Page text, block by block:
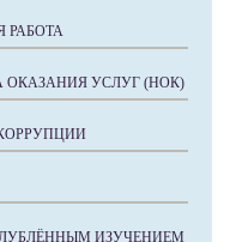
РАБОТА
ОКАЗАНИЯ УСЛУГ (НОК)
ИЗУЧЕНИЕМ